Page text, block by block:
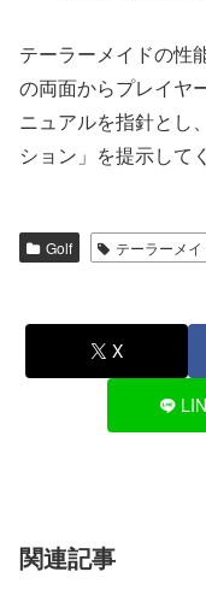
テーラーメイドの性
の両面からプレイヤ
ニュアルを指針とし
ション」を提示して
Golf テーラーメイ
X
関連記事